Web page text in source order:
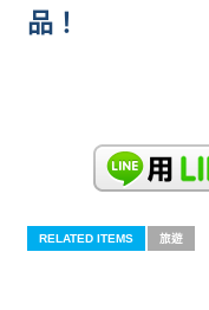
品！
RELATED ITEMS 旅遊